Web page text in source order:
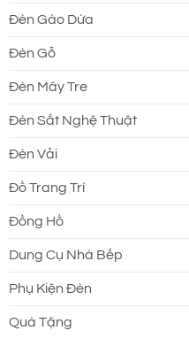
Đèn Gáo Dừa
Đèn Gỗ
Đèn Mây Tre
Đèn Sắt Nghệ Thuật
Đèn Vải
Đồ Trang Trí
Đồng Hồ
Dung Cụ Nhà Bếp
Phụ Kiện Đèn
Quà Tặng